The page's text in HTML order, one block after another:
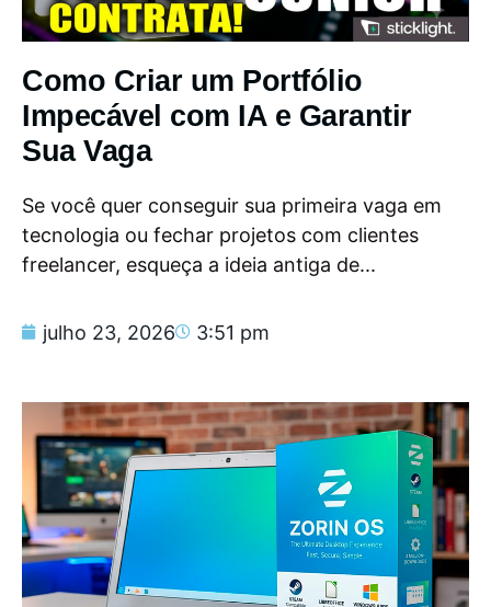
Como Criar um Portfólio
Impecável com IA e Garantir
Sua Vaga
Se você quer conseguir sua primeira vaga em
tecnologia ou fechar projetos com clientes
freelancer, esqueça a ideia antiga de...
julho 23, 2026 3:51 pm